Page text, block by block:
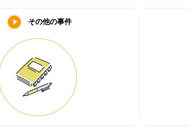
その他の事件